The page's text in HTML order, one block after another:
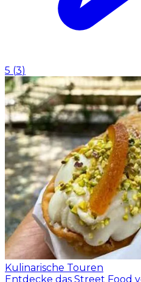
5 (3)
Kulinarische Touren
Entdecke das Street Food